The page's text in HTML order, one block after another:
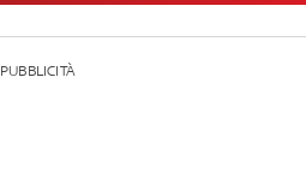
PUBBLICITÀ